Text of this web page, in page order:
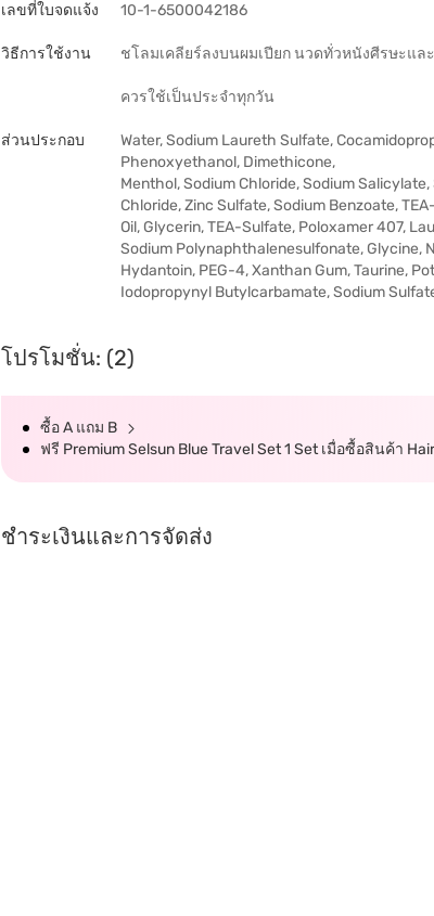
เลขที่ใบจดแจ้ง 10-1-6500042186
วิธีการใช้งาน ชโลมเคลียร์ลงบนผมเปียก นวดทั่วหนังศีรษะแล
ควรใช้เป็นประจำทุกวัน
ส่วนประกอบ
Water, Sodium Laureth Sulfate,
Phenoxyethanol, Dimethicone,
Menthol, Sodium Chloride, Sodium
Chloride, Zinc Sulfate, Sodium Benzoate,
Oil, Glycerin, TEA-Sulfate, Poloxamer 407,
Sodium Polynaphthalenesulfonate, Glycine,
Hydantoin, PEG-4, Xanthan Gum, Taurine,
Iodopropynyl Butylcarbamate, Sodium
โปรโมชั่น: (2)
ซื้อ A แถม B
ฟรี Premium Selsun Blue Travel Set 1 Set เมื่อซื้อสินค้า
ชำระเงินและการจัดส่ง